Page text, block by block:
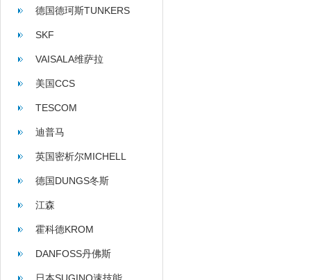
德国德珂斯TUNKERS
SKF
VAISALA维萨拉
美国CCS
TESCOM
迪普马
英国密析尔MICHELL
德国DUNGS冬斯
江森
霍科德KROM
DANFOSS丹佛斯